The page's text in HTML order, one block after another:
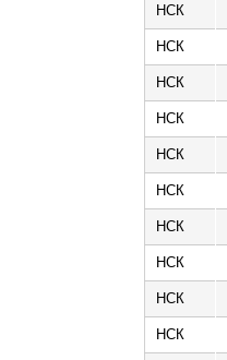
НСК
НСК
НСК
НСК
НСК
НСК
НСК
НСК
НСК
НСК